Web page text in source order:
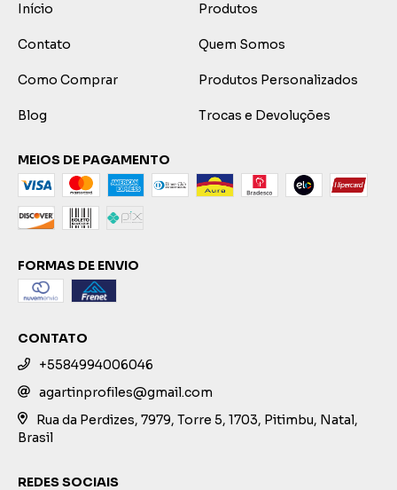
Início
Produtos
Contato Quem Somos
Como Comprar Produtos Personalizados
Blog Trocas e Devoluções
MEIOS DE PAGAMENTO
FORMAS DE ENVIO
CONTATO
+5584994006046
agartinprofiles@gmail.com
Rua da Perdizes, 7979, Torre 5, 1703, Pitimbu, Natal,
Brasil
REDES SOCIAIS